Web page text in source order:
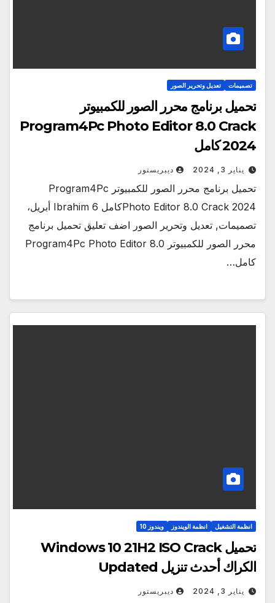
تصميمات تعديل وتحرير الصور
تحميل برنامج محرر الصور للكمبيوتر
Program4Pc Photo Editor 8.0 Crack
2024 كامل
يناير 3, 2024 ديبريستور
تحميل برنامج محرر الصور للكمبيوتر Program4Pc
Photo Editor 8.0 Crack 2024كامل Ibrahim 6 أبريل،
تصميمات, تعديل وتحرير الصور اضف تعليق تحميل برنامج
محرر الصور للكمبيوتر Program4Pc Photo Editor 8.0
كامل…
انظمة التشغيل انظمة الويندوز ويندوز 10
تحميل Windows 10 21H2 ISO Crack
الكراك أحدث تنزيل Updated
يناير 3, 2024 ديبريستور